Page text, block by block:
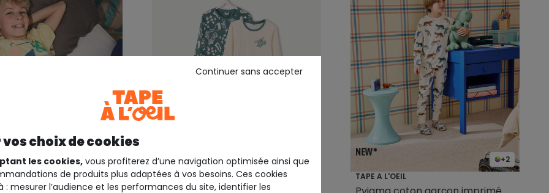
TAPE A L'OEIL
+2
TAPE A L'OEIL
vos choix de cookies
les cookies, vous profiterez d’une navigation optimisée ainsi que
de produits plus adaptées à vos besoins. Ces cookies
: mesurer l’audience et les performances du site, identifier les
Continuer sans accepter